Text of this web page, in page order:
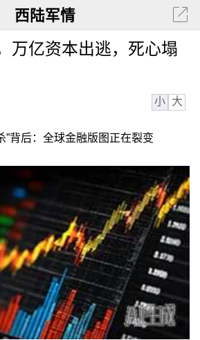
西陆军情
万亿资本出逃，死心塌
小 大
”背后：全球金融版图正在裂变